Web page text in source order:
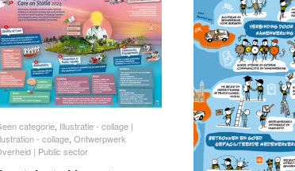
categorie Illustratie - collage |
- collage Ontwerpwerk
| Public sector
categorie Illustratie - collage |
- collage Ontwerpwerk
| Public sector